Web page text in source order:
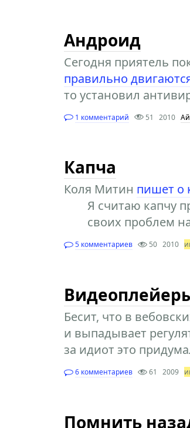
Андроид
Сегодня приятель
правильно
то установил
1 комментарий 51 2010
Капча
Коля Митин пишет о
Я считаю капчу
своих проблем
5 комментариев 50 2010
Бесит, что в
и выпадывает
за идиот это
6 комментариев 61 2009
Помнить